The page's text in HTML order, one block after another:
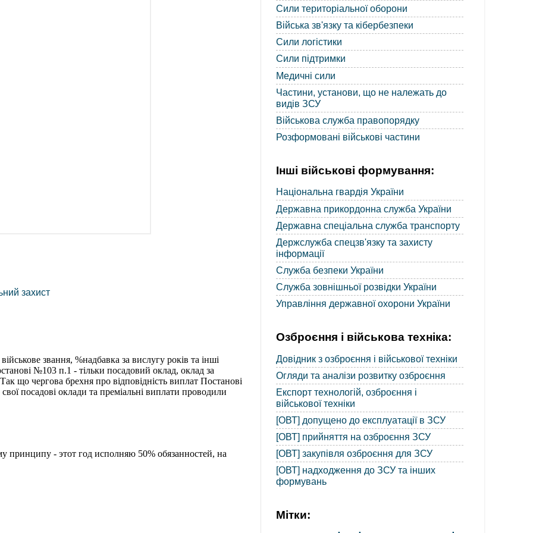
захист
Сили територіальної оборони
Війська зв'язку та кібербезпеки
Сили логістики
Сили підтримки
Медичні сили
Частини, установи, що не належать до
видів ЗСУ
Військова служба правопорядку
Розформовані військові частини
Інші військові формування:
Національна гвардія України
Державна прикордонна служба України
Державна спеціальна служба транспорту
Держслужба спецзв'язку та захисту
інформації
Служба безпеки України
Служба зовнішньої розвідки України
Управління державної охорони України
Озброєння і військова техніка:
Довідник з озброєння і військової техніки
Огляди та аналізи розвитку озброєння
Експорт технологій, озброєння і
військової техніки
[ОВТ] допущено до експлуатації в ЗСУ
[ОВТ] прийняття на озброєння ЗСУ
[ОВТ] закупівля озброєння для ЗСУ
[ОВТ] надходження до ЗСУ та інших
формувань
Мітки: